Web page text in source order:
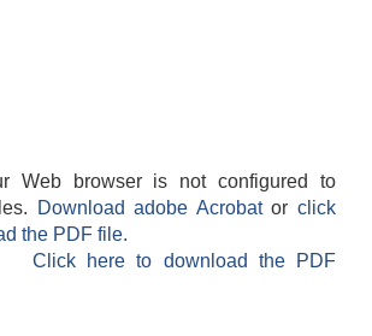
Web browser is not configured to
Download adobe Acrobatorclick
the PDF file.
Click here to download the PDF